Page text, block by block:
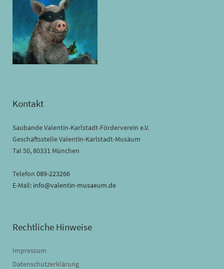
Kontakt
Saubande Valentin-Karlstadt-Förderverein e.V.
Geschäftsstelle Valentin-Karlstadt-Musäum
Tal 50, 80331 München
Telefon 089-223266
E-Mail: info@valentin-musaeum.de
Rechtliche Hinweise
Impressum
Datenschutzerklärung